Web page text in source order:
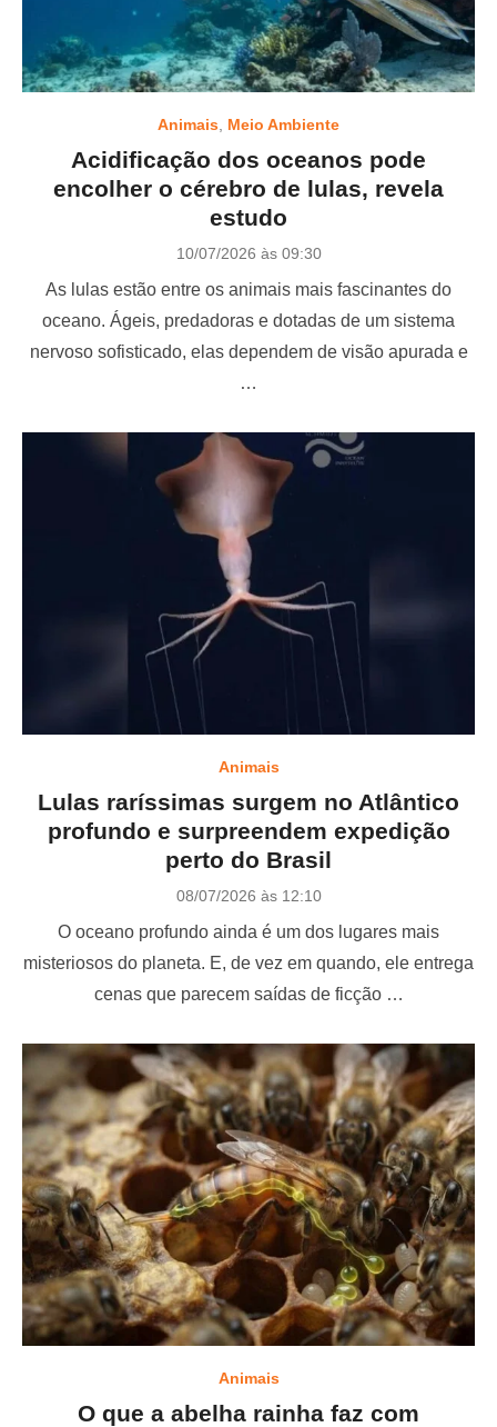
Animais Meio Ambiente
Acidificação dos oceanos pode
encolher o cérebro de lulas, revela
estudo
P
s
e
d
10/07/2026 às 09:30
As lulas estão entre os animais mais fascinantes do
oceano. Ágeis, predadoras e dotadas de um sistema
nervoso sofisticado, elas dependem de visão apurada e
…
Animais
Lulas raríssimas surgem no Atlântico
profundo e surpreendem expedição
perto do Brasil
P
s
e
d
08/07/2026 às 12:10
O oceano profundo ainda é um dos lugares mais
misteriosos do planeta. E, de vez em quando, ele entrega
cenas que parecem saídas de ficção …
Animais
O que a abelha rainha faz com